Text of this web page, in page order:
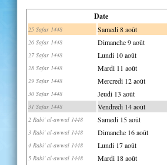
Date
25 Safar 1448 Samedi 8 août
26 Safar 1448 Dimanche 9 août
27 Safar 1448 Lundi 10 août
28 Safar 1448 Mardi 11 août
29 Safar 1448 Mercredi 12 août
30 Safar 1448 Jeudi 13 août
31 Safar 1448 Vendredi 14 août
2 Rabi' al-awwal 1448 Samedi 15 août
3 Rabi' al-awwal 1448 Dimanche 16 août
4 Rabi' al-awwal 1448 Lundi 17 août
5 Rabi' al-awwal 1448 Mardi 18 août